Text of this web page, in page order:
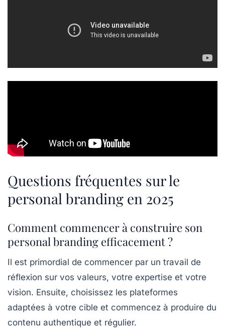
Questions fréquentes sur le
personal branding en 2025
Comment commencer à construire son
personal branding efficacement ?
Il est primordial de commencer par un travail de
réflexion sur vos valeurs, votre expertise et votre
vision. Ensuite, choisissez les plateformes
adaptées à votre cible et commencez à produire du
contenu authentique et régulier.